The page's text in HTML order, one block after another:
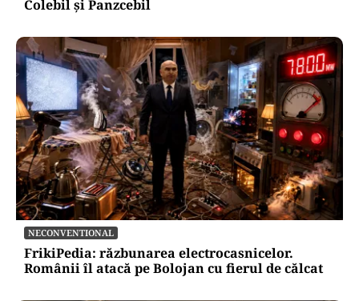
Colebil și Panzcebil
NECONVENTIONAL
FrikiPedia: răzbunarea electrocasnicelor.
Românii îl atacă pe Bolojan cu fierul de călcat